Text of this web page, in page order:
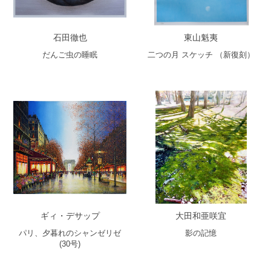
石田徹也
だんご虫の睡眠
東山魁夷
二つの月 スケッチ （新復刻）
ギィ・デサップ
パリ、夕暮れのシャンゼリゼ
(30号)
大田和亜咲宜
影の記憶